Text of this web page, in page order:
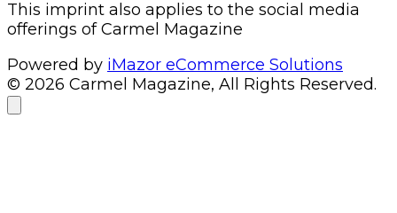
This imprint also applies to the social media
offerings of Carmel Magazine
Powered by iMazor eCommerce Solutions
© 2026 Carmel Magazine, All Rights Reserved.